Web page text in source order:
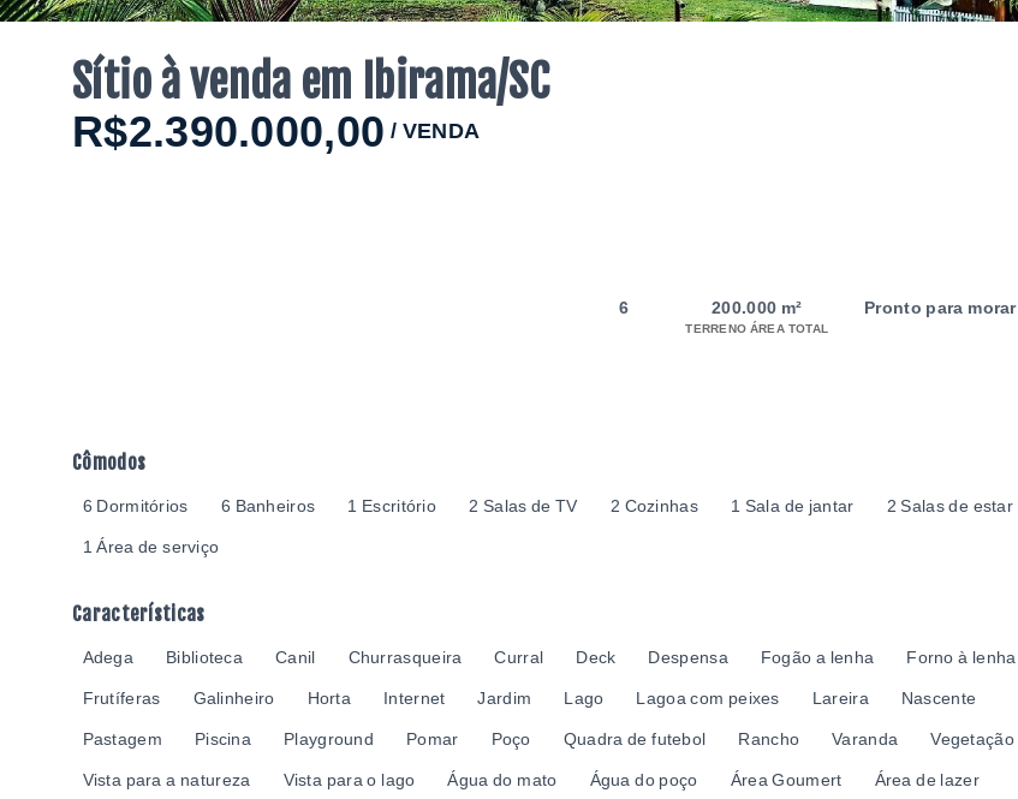
Sítio à venda em Ibirama/SC
R$2.390.000,00 / VENDA
6 200.000 m²
TERRENO ÁREA TOTAL
Pronto para morar
Cômodos
6 Dormitórios 6 Banheiros 1 Escritório 2 Salas de TV 2 Cozinhas 1 Sala de jantar 2 Salas de estar
1 Área de serviço
Características
Adega Biblioteca Canil Churrasqueira Curral Deck Despensa Fogão a lenha Forno à lenha
Frutíferas Galinheiro Horta Internet Jardim Lago Lagoa com peixes Lareira Nascente
Pastagem Piscina Playground Pomar Poço Quadra de futebol Rancho Varanda Vegetação
Vista para a natureza Vista para o lago Água do mato Água do poço Área Goumert Área de lazer